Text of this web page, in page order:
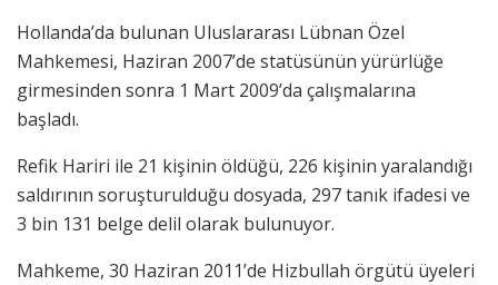
Hollanda’da bulunan Uluslararası Lübnan Özel
Mahkemesi, Haziran 2007’de statüsünün yürürlüğe
girmesinden sonra 1 Mart 2009’da çalışmalarına
başladı.
Refik Hariri ile 21 kişinin öldüğü, 226 kişinin yaralandığı
saldırının soruşturulduğu dosyada, 297 tanık ifadesi ve
3 bin 131 belge delil olarak bulunuyor.
Mahkeme, 30 Haziran 2011’de Hizbullah örgütü üyeleri